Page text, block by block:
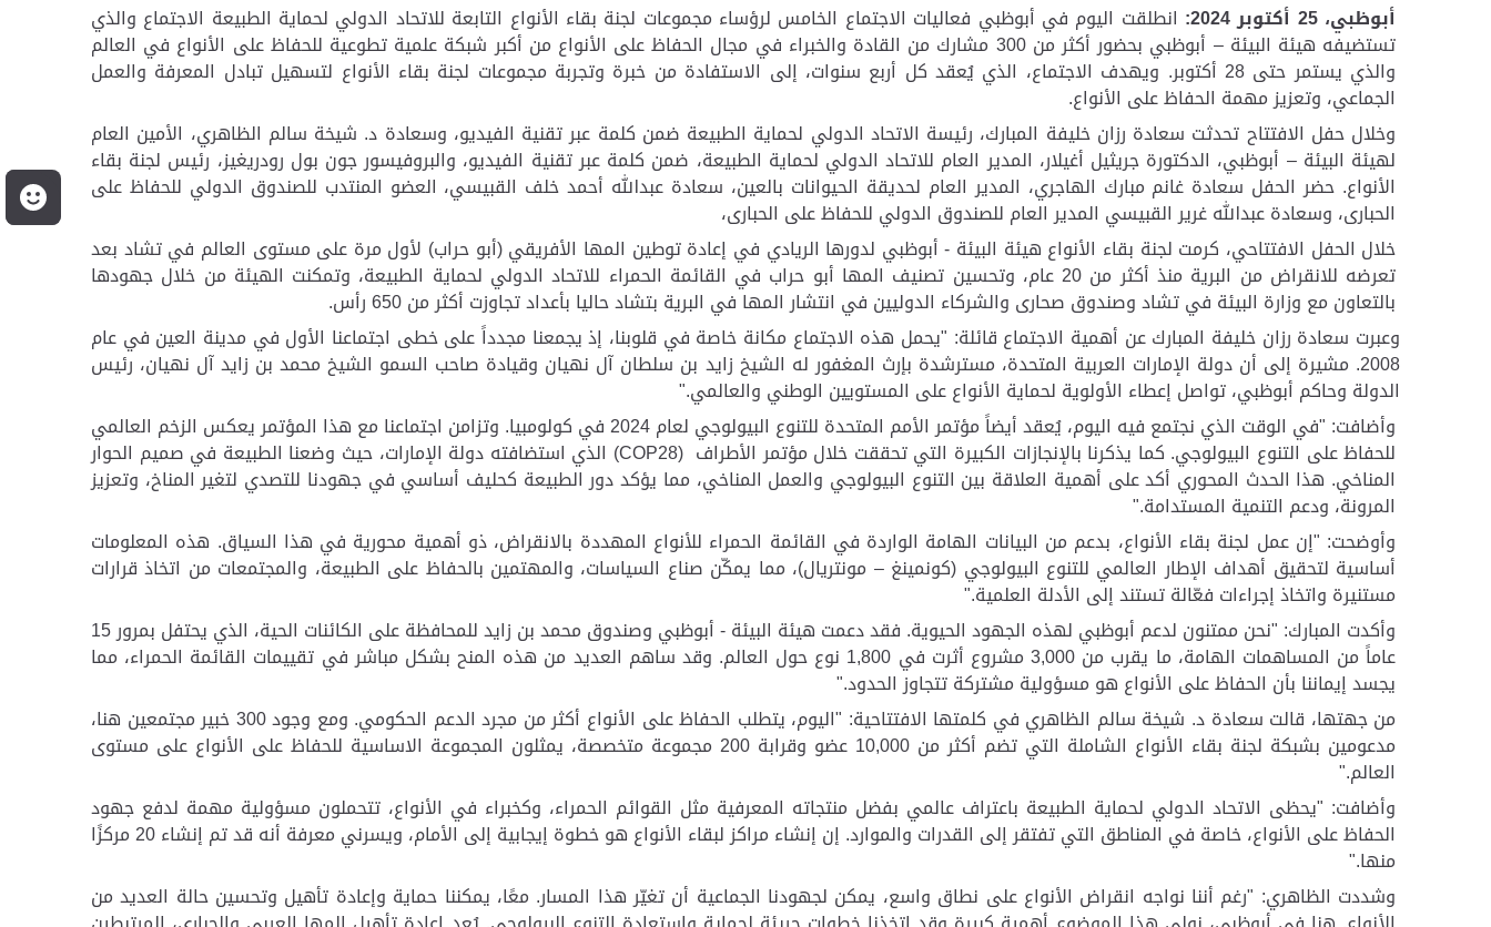
أبوظبي، 25 أكتوبر 2024: انطلقت اليوم في أبوظبي فعاليات الاجتماع الخامس لرؤساء مجموعات لجنة بقاء الأنواع التابعة للاتحاد الدولي لحماية الطبيعة الاجتماع والذي
تستضيفه هيئة البيئة – أبوظبي بحضور أكثر من 300 مشارك من القادة والخبراء في مجال الحفاظ على الأنواع من أكبر شبكة علمية تطوعية للحفاظ على الأنواع في العالم
والذي يستمر حتى 28 أكتوبر. ويهدف الاجتماع، الذي يُعقد كل أربع سنوات، إلى الاستفادة من خبرة وتجربة مجموعات لجنة بقاء الأنواع لتسهيل تبادل المعرفة والعمل
الجماعي، وتعزيز مهمة الحفاظ على الأنواع.
وخلال حفل الافتتاح تحدثت سعادة رزان خليفة المبارك، رئيسة الاتحاد الدولي لحماية الطبيعة ضمن كلمة عبر تقنية الفيديو، وسعادة د. شيخة سالم الظاهري، الأمين العام
لهيئة البيئة – أبوظبي، الدكتورة جريثيل أغيلار، المدير العام للاتحاد الدولي لحماية الطبيعة، ضمن كلمة عبر تقنية الفيديو، والبروفيسور جون بول رودريغيز، رئيس لجنة بقاء
الأنواع. حضر الحفل سعادة غانم مبارك الهاجري، المدير العام لحديقة الحيوانات بالعين، سعادة عبدالله أحمد خلف القبيسي، العضو المنتدب للصندوق الدولي للحفاظ على
الحبارى، وسعادة عبدالله غرير القبيسي المدير العام للصندوق الدولي للحفاظ على الحبارى،
خلال الحفل الافتتاحي، كرمت لجنة بقاء الأنواع هيئة البيئة - أبوظبي لدورها الريادي في إعادة توطين المها الأفريقي (أبو حراب) لأول مرة على مستوى العالم في تشاد بعد
تعرضه للانقراض من البرية منذ أكثر من 20 عام، وتحسين تصنيف المها أبو حراب في القائمة الحمراء للاتحاد الدولي لحماية الطبيعة، وتمكنت الهيئة من خلال جهودها
بالتعاون مع وزارة البيئة في تشاد وصندوق صحارى والشركاء الدوليين في انتشار المها في البرية بتشاد حاليا بأعداد تجاوزت أكثر من 650 رأس.
وعبرت سعادة رزان خليفة المبارك عن أهمية الاجتماع قائلة: "يحمل هذه الاجتماع مكانة خاصة في قلوبنا، إذ يجمعنا مجدداً على خطى اجتماعنا الأول في مدينة العين في عام
2008. مشيرة إلى أن دولة الإمارات العربية المتحدة، مسترشدة بإرث المغفور له الشيخ زايد بن سلطان آل نهيان وقيادة صاحب السمو الشيخ محمد بن زايد آل نهيان، رئيس
الدولة وحاكم أبوظبي، تواصل إعطاء الأولوية لحماية الأنواع على المستويين الوطني والعالمي".
وأضافت: "في الوقت الذي نجتمع فيه اليوم، يُعقد أيضاً مؤتمر الأمم المتحدة للتنوع البيولوجي لعام 2024 في كولومبيا. وتزامن اجتماعنا مع هذا المؤتمر يعكس الزخم العالمي
للحفاظ على التنوع البيولوجي. كما يذكرنا بالإنجازات الكبيرة التي تحققت خلال مؤتمر الأطراف(COP28) الذي استضافته دولة الإمارات، حيث وضعنا الطبيعة في صميم الحوار
المناخي. هذا الحدث المحوري أكد على أهمية العلاقة بين التنوع البيولوجي والعمل المناخي، مما يؤكد دور الطبيعة كحليف أساسي في جهودنا للتصدي لتغير المناخ، وتعزيز
المرونة، ودعم التنمية المستدامة".
وأوضحت: "إن عمل لجنة بقاء الأنواع، بدعم من البيانات الهامة الواردة في القائمة الحمراء للأنواع المهددة بالانقراض، ذو أهمية محورية في هذا السياق. هذه المعلومات
أساسية لتحقيق أهداف الإطار العالمي للتنوع البيولوجي (كونمينغ – مونتريال)، مما يمكّن صناع السياسات، والمهتمين بالحفاظ على الطبيعة، والمجتمعات من اتخاذ قرارات
مستنيرة واتخاذ إجراءات فعّالة تستند إلى الأدلة العلمية".
وأكدت المبارك: "نحن ممتنون لدعم أبوظبي لهذه الجهود الحيوية. فقد دعمت هيئة البيئة - أبوظبي وصندوق محمد بن زايد للمحافظة على الكائنات الحية، الذي يحتفل بمرور 15
عاماً من المساهمات الهامة، ما يقرب من 3,000 مشروع أثرت في 1,800 نوع حول العالم. وقد ساهم العديد من هذه المنح بشكل مباشر في تقييمات القائمة الحمراء، مما
يجسد إيماننا بأن الحفاظ على الأنواع هو مسؤولية مشتركة تتجاوز الحدود".
من جهتها، قالت سعادة د. شيخة سالم الظاهري في كلمتها الافتتاحية: "اليوم، يتطلب الحفاظ على الأنواع أكثر من مجرد الدعم الحكومي. ومع وجود 300 خبير مجتمعين هنا،
مدعومين بشبكة لجنة بقاء الأنواع الشاملة التي تضم أكثر من 10,000 عضو وقرابة 200 مجموعة متخصصة، يمثلون المجموعة الاساسية للحفاظ على الأنواع على مستوى
العالم".
وأضافت: "يحظى الاتحاد الدولي لحماية الطبيعة باعتراف عالمي بفضل منتجاته المعرفية مثل القوائم الحمراء، وكخبراء في الأنواع، تتحملون مسؤولية مهمة لدفع جهود
الحفاظ على الأنواع، خاصة في المناطق التي تفتقر إلى القدرات والموارد. إن إنشاء مراكز لبقاء الأنواع هو خطوة إيجابية إلى الأمام، ويسرني معرفة أنه قد تم إنشاء 20 مركزًا
منها".
وشددت الظاهري: "رغم أننا نواجه انقراض الأنواع على نطاق واسع، يمكن لجهودنا الجماعية أن تغيّر هذا المسار. معًا، يمكننا حماية وإعادة تأهيل وتحسين حالة العديد من